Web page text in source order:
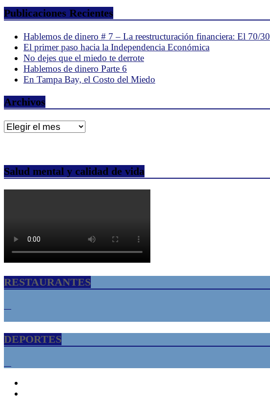
Publicaciones Recientes
Hablemos de dinero # 7 – La reestructuración financiera: El 70/30
El primer paso hacia la Independencia Económica
No dejes que el miedo te derrote
Hablemos de dinero Parte 6
En Tampa Bay, el Costo del Miedo
Archivos
Archivos
Salud mental y calidad de vida
RESTAURANTES
DEPORTES